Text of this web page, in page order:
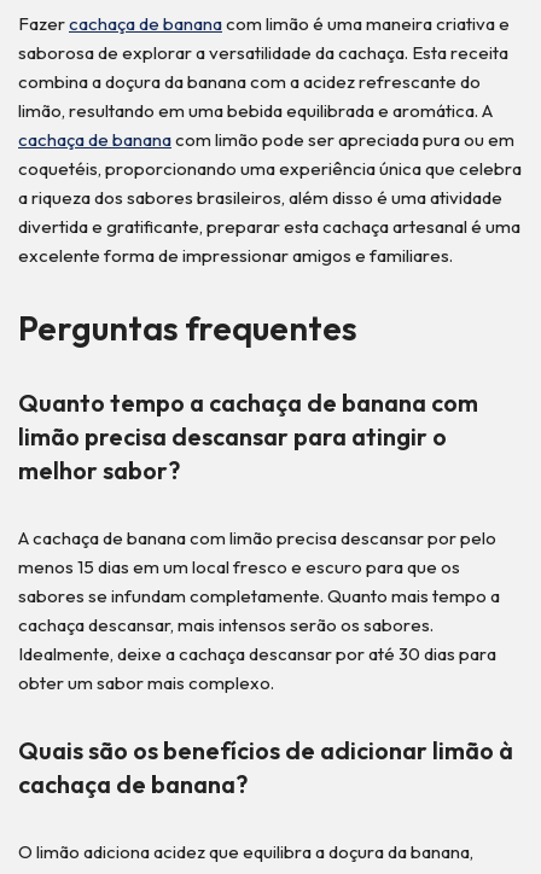
Fazercachaça de bananacom limão é uma maneira criativa e
saborosa de explorar a versatilidade da cachaça. Esta receita
combina a doçura da banana com a acidez refrescante do
limão, resultando em uma bebida equilibrada e aromática. A
cachaça de bananacom limão pode ser apreciada pura ou em
coquetéis, proporcionando uma experiência única que celebra
a riqueza dos sabores brasileiros, além disso é uma atividade
divertida e gratificante, preparar esta cachaça artesanal é uma
excelente forma de impressionar amigos e familiares.
Perguntas frequentes
Quanto tempo a cachaça de banana com
limão precisa descansar para atingir o
melhor sabor?
A cachaça de banana com limão precisa descansar por pelo
menos 15 dias em um local fresco e escuro para que os
sabores se infundam completamente. Quanto mais tempo a
cachaça descansar, mais intensos serão os sabores.
Idealmente, deixe a cachaça descansar por até 30 dias para
obter um sabor mais complexo.
Quais são os benefícios de adicionar limão à
cachaça de banana?
O limão adiciona acidez que equilibra a doçura da banana,